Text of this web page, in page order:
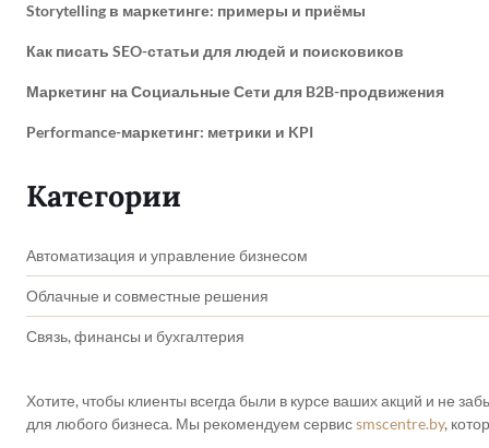
Storytelling в маркетинге: примеры и приёмы
Как писать SEO-статьи для людей и поисковиков
Маркетинг на Социальные Сети для B2B-продвижения
Performance-маркетинг: метрики и KPI
Категории
Автоматизация и управление бизнесом
Облачные и совместные решения
Связь, финансы и бухгалтерия
Хотите, чтобы клиенты всегда были в курсе ваших акций и не
для любого бизнеса. Мы рекомендуем сервисsmscentre.by,